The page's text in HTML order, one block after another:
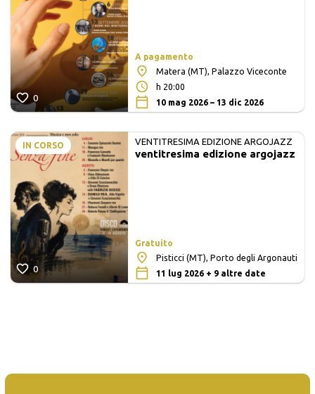
0
A pagamento
Matera (MT), Palazzo Viceconte
h 20:00
10 mag 2026 – 13 dic 2026
IN CORSO
0
VENTITRESIMA EDIZIONE ARGOJAZZ
ventitresima edizione argojazz
Gratuito
Pisticci (MT), Porto degli Argonauti
11 lug 2026 + 9 altre date